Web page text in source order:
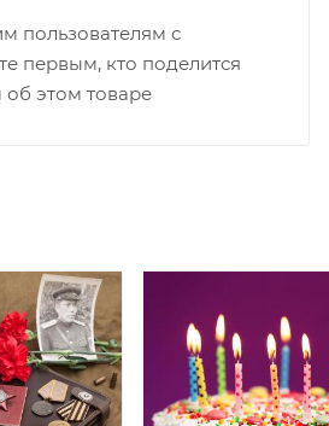
пользователям с
первым, кто поделится
этом товаре